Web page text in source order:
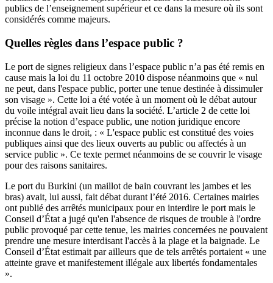
publics de l’enseignement supérieur et ce dans la mesure où ils sont
considérés comme majeurs.
Quelles règles dans l’espace public ?
Le port de signes religieux dans l’espace public n’a pas été remis en
cause mais la loi du 11 octobre 2010 dispose néanmoins que « nul
ne peut, dans l'espace public, porter une tenue destinée à dissimuler
son visage ». Cette loi a été votée à un moment où le débat autour
du voile intégral avait lieu dans la société. L’article 2 de cette loi
précise la notion d’espace public, une notion juridique encore
inconnue dans le droit, : « L'espace public est constitué des voies
publiques ainsi que des lieux ouverts au public ou affectés à un
service public ». Ce texte permet néanmoins de se couvrir le visage
pour des raisons sanitaires.
Le port du Burkini (un maillot de bain couvrant les jambes et les
bras) avait, lui aussi, fait débat durant l’été 2016. Certaines mairies
ont publié des arrêtés municipaux pour en interdire le port mais le
Conseil d’État a jugé qu'en l'absence de risques de trouble à l'ordre
public provoqué par cette tenue, les mairies concernées ne pouvaient
prendre une mesure interdisant l'accès à la plage et la baignade. Le
Conseil d’État estimait par ailleurs que de tels arrêtés portaient « une
atteinte grave et manifestement illégale aux libertés fondamentales
».